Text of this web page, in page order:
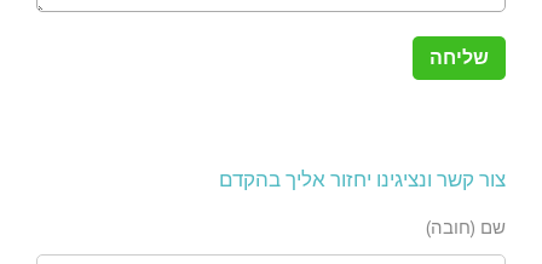
צור קשר ונציגינו יחזור אליך בהקדם
שם (חובה)